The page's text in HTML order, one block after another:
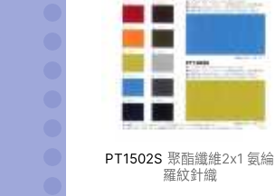
PT1502S 聚酯纖維2x1 氨綸
羅紋針織